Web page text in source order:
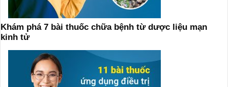
Khám phá 7 bài thuốc chữa bệnh từ dược liệu mạn
kinh tử